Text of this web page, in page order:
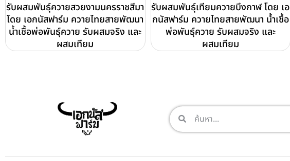
รับผสมพันธุ์ควายสวยงามนครราชสีมา
โดย เอกนัสฟาร์ม ควายไทยสายพัฒนา
น้ำเชื้อพ่อพันธุ์ควาย รับผสมจริง และ
ผสมเทียม
รับผสมพันธุ์เทียมควายบึงกาฬ โดย เอ
กนัสฟาร์ม ควายไทยสายพัฒนา น้ำเชื้อ
พ่อพันธุ์ควาย รับผสมจริง และ
ผสมเทียม